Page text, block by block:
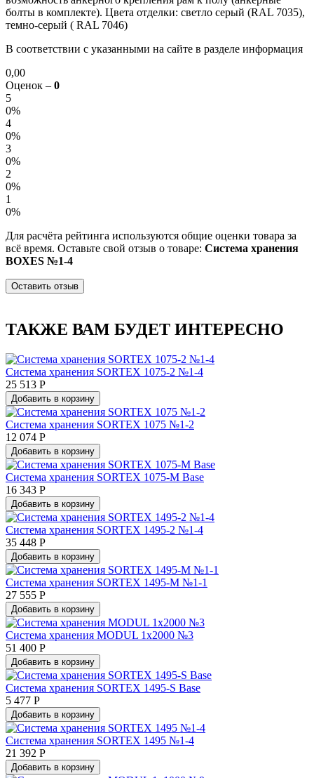
болты в комплекте). Цвета отделки: светло серый (RAL 7035),
темно-серый ( RAL 7046)
В соответствии с указанными на сайте в разделе информация
0,00
Оценок – 0
5
0%
4
0%
3
0%
2
0%
1
0%
Для расчёта рейтинга используются общие оценки товара за
всё время. Оставьте свой отзыв о товаре: Система хранения
BOXES №1-4
Оставить отзыв
ТАКЖЕ ВАМ БУДЕТ ИНТЕРЕСНО
Система хранения SORTEX 1075-2 №1-4
25 513 Р
Добавить в корзину
Система хранения SORTEX 1075 №1-2
12 074 Р
Добавить в корзину
Система хранения SORTEX 1075-M Base
16 343 Р
Добавить в корзину
Система хранения SORTEX 1495-2 №1-4
35 448 Р
Добавить в корзину
Система хранения SORTEX 1495-М №1-1
27 555 Р
Добавить в корзину
Система хранения MODUL 1х2000 №3
51 400 Р
Добавить в корзину
Система хранения SORTEX 1495-S Base
5 477 Р
Добавить в корзину
Система хранения SORTEX 1495 №1-4
21 392 Р
Добавить в корзину